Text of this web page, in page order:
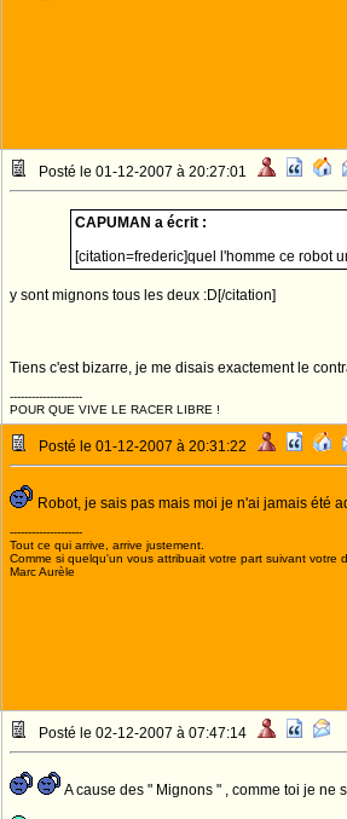
Posté le 01-12-2007 à 20:27:01
CAPUMAN a écrit :
[citation=frederic]quel l'homme ce robot
y sont mignons tous les deux :D[/citation]
Tiens c'est bizarre, je me disais exactement le
--------------------
POUR QUE VIVE LE RACER LIBRE !
Posté le 01-12-2007 à 20:31:22
Robot, je sais pas mais moi je n'ai jamais été
--------------------
Tout ce qui arrive, arrive justement.
Comme si quelqu'un vous attribuait votre part suivant votre
Marc Aurèle
Posté le 02-12-2007 à 07:47:14
A cause des " Mignons " , comme toi je ne